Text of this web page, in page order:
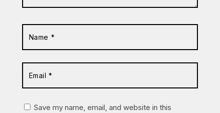
Save my name, email, and website in this